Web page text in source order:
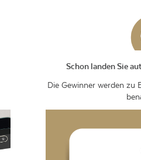
Schon landen Sie
Die Gewinner werden zu